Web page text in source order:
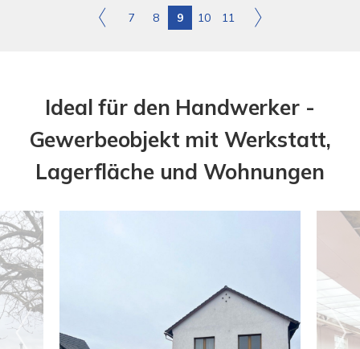
7 8 9 10 11
Ideal für den Handwerker -
Gewerbeobjekt mit Werkstatt,
Lagerfläche und Wohnungen